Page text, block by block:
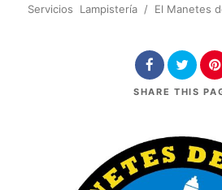
Servicios
Lampistería / El Manetes
SHARE THIS